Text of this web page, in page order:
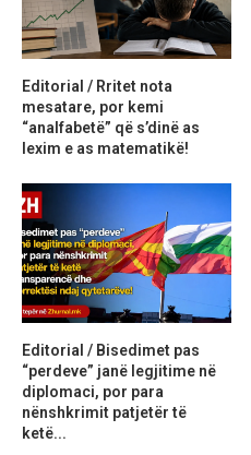
Editorial / Rritet nota
mesatare, por kemi
“analfabetë” që s’dinë as
lexim e as matematikë!
Editorial / Bisedimet pas
“perdeve” janë legjitime në
diplomaci, por para
nënshkrimit patjetër të
ketë...